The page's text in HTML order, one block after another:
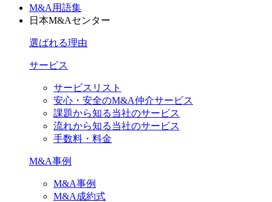
M&A用語集
日本M&Aセンター
選ばれる理由
サービス
サービスリスト
安心・安全のM&A仲介サービス
課題から知る当社のサービス
流れから知る当社のサービス
手数料・料金
M&A事例
M&A事例
M&A成約式